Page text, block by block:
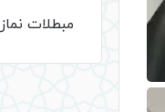
مبطلات نماز